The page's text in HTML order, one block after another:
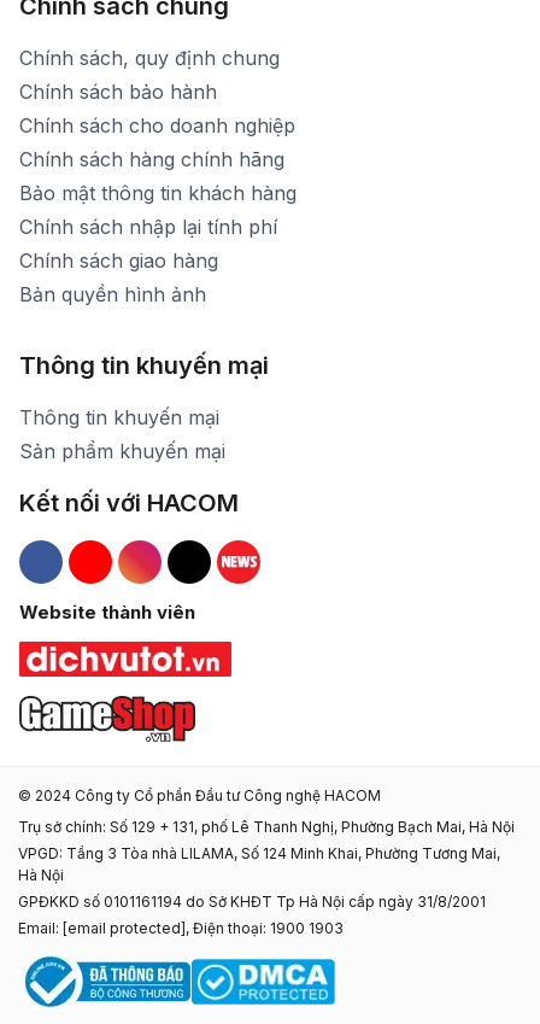
Chính sách chung
Chính sách, quy định chung
Chính sách bảo hành
Chính sách cho doanh nghiệp
Chính sách hàng chính hãng
Bảo mật thông tin khách hàng
Chính sách nhập lại tính phí
Chính sách giao hàng
Bản quyền hình ảnh
Thông tin khuyến mại
Thông tin khuyến mại
Sản phẩm khuyến mại
Kết nối với HACOM
Hacom Facebook
Hacom YouTube
Hacom Instagram
Hacom TikTok
Website thành viên
© 2024 Công ty Cổ phần Đầu tư Công nghệ HACOM
Trụ sở chính: Số 129 + 131, phố Lê Thanh Nghị, Phường Bạch Mai, Hà Nội
VPGD: Tầng 3 Tòa nhà LILAMA, Số 124 Minh Khai, Phường Tương Mai,
Hà Nội
GPĐKKD số 0101161194 do Sở KHĐT Tp Hà Nội cấp ngày 31/8/2001
Email: [email protected] , Điện thoại: 1900 1903